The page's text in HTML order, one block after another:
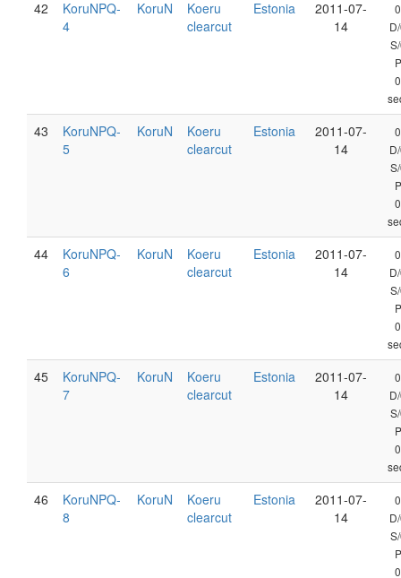
42
KoruNPQ-
4
KoruN
Koeru
clearcut
Estonia
2011-07-
14
0
P
0
43
KoruNPQ-
5
KoruN
Koeru
clearcut
Estonia
2011-07-
14
0
P
0
44
KoruNPQ-
6
KoruN
Koeru
clearcut
Estonia
2011-07-
14
0
P
0
45
KoruNPQ-
7
KoruN
Koeru
clearcut
Estonia
2011-07-
14
0
P
0
46
KoruNPQ-
8
KoruN
Koeru
clearcut
Estonia
2011-07-
14
0
P
0